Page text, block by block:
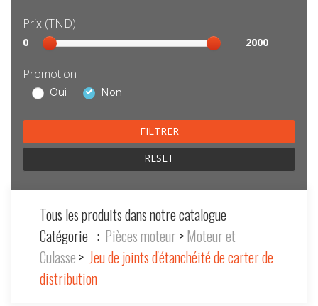
Prix (TND)
Sélection
prix
0 2000
Promotion
Oui Non
RESET
Tous les produits dans notre catalogue
Catégorie : Pièces moteur >Moteur et
Culasse > Jeu de joints d'étanchéité de carter de
distribution